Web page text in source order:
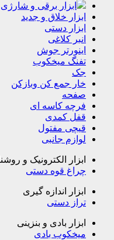
ابزار برقی و شارژی
ابزار خلاق و جدید
ابزار دستی
انبر کلاغی
اینورتر جوش
تفنگ میخکوب
جک
خار جمع کن وبازکن
صفحه
فرچه کاسه ای
قفل کمدی
قیچی مفتول
لوازم جانبی
ابزار الکترونیک و
چراغ قوه دستی
ابزار اندازه گیری
تراز دستی
ابزار بادی و بنزینی
میخکوب بادی